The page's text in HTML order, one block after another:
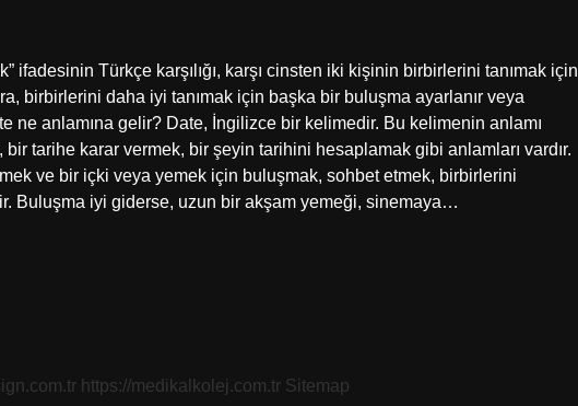
ifadesinin Türkçe karşılığı, karşı cinsten iki kişinin birbirlerini tanımak için
birbirlerini daha iyi tanımak için başka bir buluşma ayarlanır veya
ne anlamına gelir? Date, İngilizce bir kelimedir. Bu kelimenin anlamı
tarihe karar vermek, bir şeyin tarihini hesaplamak gibi anlamları vardır.
ve bir içki veya yemek için buluşmak, sohbet etmek, birbirlerini
Buluşma iyi giderse, uzun bir akşam yemeği, sinemaya…
https://medikalkolej.com.tr Sitemap